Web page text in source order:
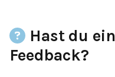
Hast du
Feedback?